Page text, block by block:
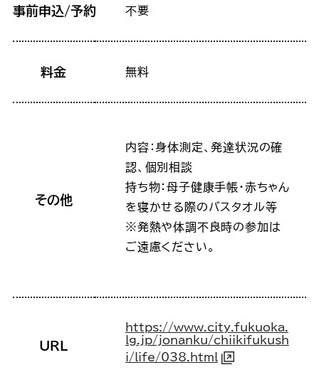
事前申込/予約 不要
料金 無料
その他
内容：身体測定、発達状況の確
認、個別相談
持ち物：母子健康手帳・赤ちゃん
を寝かせる際のバスタオル等
※発熱や体調不良時の参加は
ご遠慮ください。
URL
https://www.city.fukuoka.
lg.jp/jonanku/chiikifukush
i/life/038.html